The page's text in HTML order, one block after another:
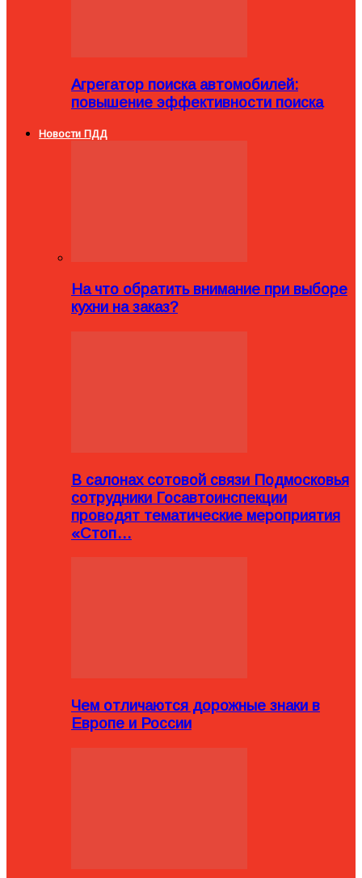
Агрегатор поиска автомобилей:
повышение эффективности поиска
Новости ПДД
На что обратить внимание при выборе
кухни на заказ?
В салонах сотовой связи Подмосковья
сотрудники Госавтоинспекции
проводят тематические мероприятия
«Стоп…
Чем отличаются дорожные знаки в
Европе и России